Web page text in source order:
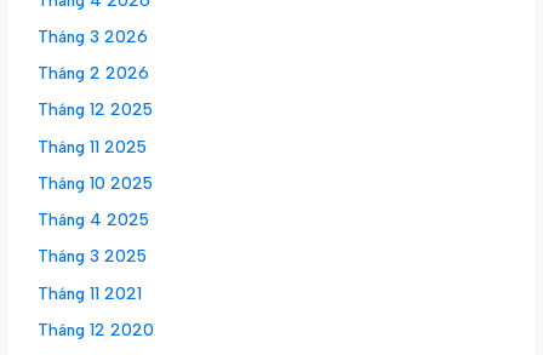
Tháng 3 2026
Tháng 2 2026
Tháng 12 2025
Tháng 11 2025
Tháng 10 2025
Tháng 4 2025
Tháng 3 2025
Tháng 11 2021
Tháng 12 2020